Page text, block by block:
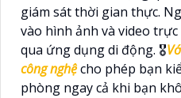
giám sát thời gian thực.
vào hình ảnh và video
qua ứng dụng di động. 🎖️
công nghệcho phép bạn
phòng ngay cả khi bạn